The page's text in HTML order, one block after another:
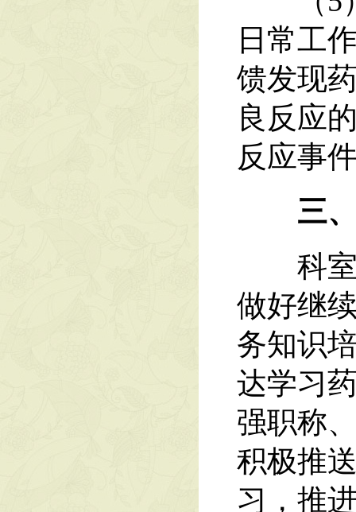
日常工
馈发现
良反应
反应事
三
科室
做好继
务知识
达学习
强职称
积极推
习，推